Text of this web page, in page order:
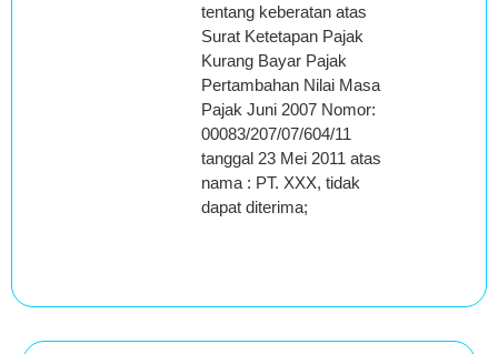
tentang keberatan atas
Surat Ketetapan Pajak
Kurang Bayar Pajak
Pertambahan Nilai Masa
Pajak Juni 2007 Nomor:
00083/207/07/604/11
tanggal 23 Mei 2011 atas
nama : PT. XXX, tidak
dapat diterima;